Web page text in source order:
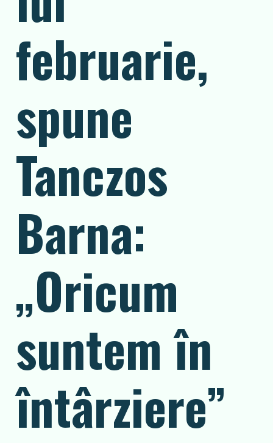
februarie,
spune
Tanczos
Barna:
„Oricum
suntem în
întârziere”